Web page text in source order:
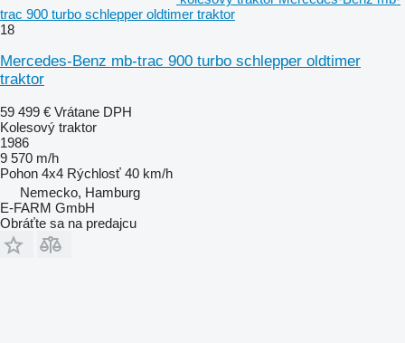
trac 900 turbo schlepper oldtimer traktor
18
Mercedes-Benz mb-trac 900 turbo schlepper oldtimer
traktor
59 499 € Vrátane DPH
Kolesový traktor
1986
9 570 m/h
Pohon 4x4 Rýchlosť 40 km/h
Nemecko, Hamburg
E-FARM GmbH
Obráťte sa na predajcu